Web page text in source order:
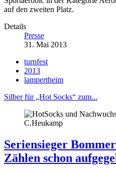
auf den zweiten Platz.
Details
Presse
31. Mai 2013
turnfest
2013
lampertheim
Silber für „Hot Socks“ zum...
Seriensieger
Zählen schon